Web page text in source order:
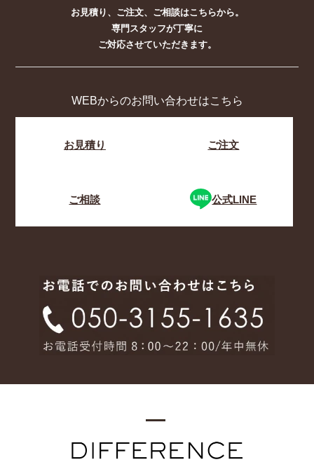
お見積り、ご注文、ご相談はこちらから。
専門スタッフが丁寧に
ご対応させていただきます。
WEBからのお問い合わせはこちら
お見積り ご注文
ご相談 公式LINE